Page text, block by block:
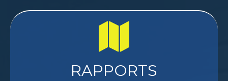
RAPPORTS